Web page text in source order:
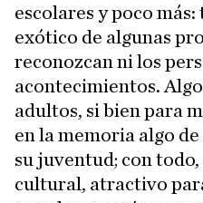
escolares y poco
exótico de algunas
reconozcan ni los
acontecimientos.
adultos, si bien para
en la memoria algo
su juventud; con
cultural, atractivo